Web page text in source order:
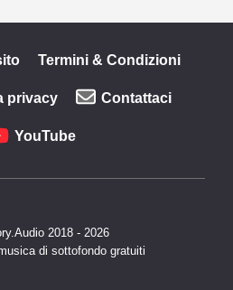
Termini & Condizioni
privacy Contattaci
YouTube
2018 - 2026
di sottofondo gratuiti